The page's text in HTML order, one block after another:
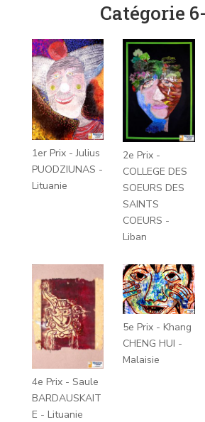
Catégorie
1er Prix - Julius
PUODZIUNAS -
Lituanie
2e Prix -
COLLEGE DES
SOEURS DES
SAINTS
COEURS -
Liban
4e Prix - Saule
BARDAUSKAIT
E - Lituanie
5e Prix - Khang
CHENG HUI -
Malaisie